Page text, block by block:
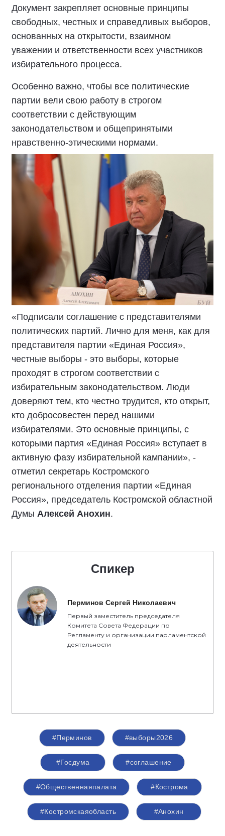
Документ закрепляет основные принципы
свободных, честных и справедливых выборов,
основанных на открытости, взаимном
уважении и ответственности всех участников
избирательного процесса.
Особенно важно, чтобы все политические
партии вели свою работу в строгом
соответствии с действующим
законодательством и общепринятыми
нравственно-этическими нормами.
«Подписали соглашение с представителями
политических партий. Лично для меня, как для
представителя партии «Единая Россия»,
честные выборы - это выборы, которые
проходят в строгом соответствии с
избирательным законодательством. Люди
доверяют тем, кто честно трудится, кто открыт,
кто добросовестен перед нашими
избирателями. Это основные принципы, с
которыми партия «Единая Россия» вступает в
активную фазу избирательной кампании», -
отметил секретарь Костромского
регионального отделения партии «Единая
Россия», председатель Костромской областной
Думы Алексей Анохин.
Спикер
Перминов Сергей Николаевич
Первый заместитель председателя
Комитета Совета Федерации по
Регламенту и организации парламентской
деятельности
#Перминов #выборы2026
#Госдума #соглашение
#Общественнаяпалата #Кострома
#Костромскаяобласть #Анохин